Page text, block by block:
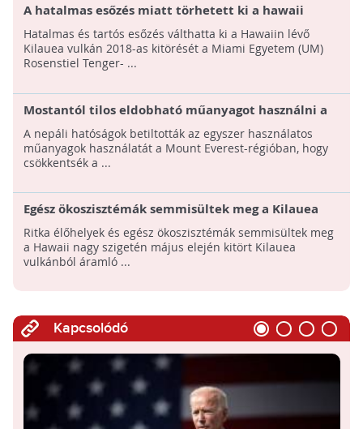
A hatalmas esőzés miatt törhetett ki a hawaii
Kilauea vulkán 2018-ban
Hatalmas és tartós esőzés válthatta ki a Hawaiin lévő
Kilauea vulkán 2018-as kitörését a Miami Egyetem (UM)
Rosenstiel Tenger- ...
Mostantól tilos eldobható műanyagot használni a
Mount Everesten
A nepáli hatóságok betiltották az egyszer használatos
műanyagok használatát a Mount Everest-régióban, hogy
csökkentsék a ...
Egész ökoszisztémák semmisültek meg a Kilauea
vulkán kitörése miatt Hawaii szigetén
Ritka élőhelyek és egész ökoszisztémák semmisültek meg
a Hawaii nagy szigetén május elején kitört Kilauea
vulkánból áramló ...
Kapcsolódó